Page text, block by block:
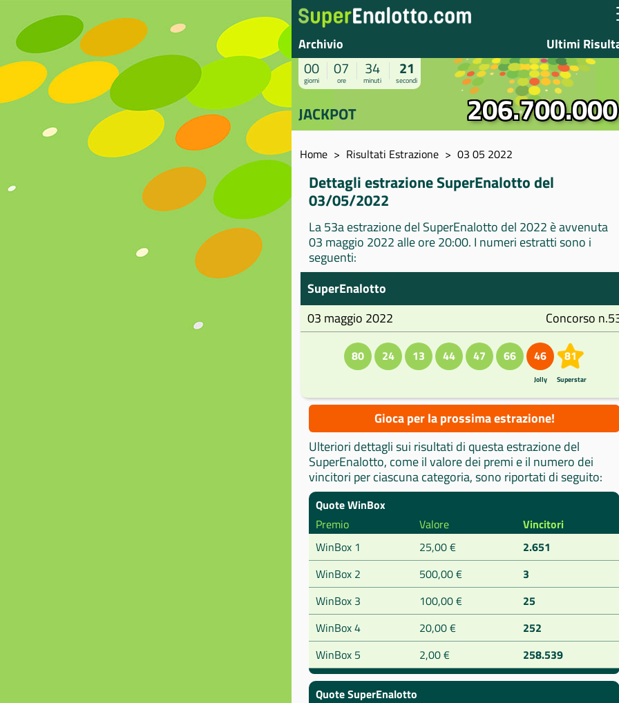
Archivio Ultimi
00
giorni
07
ore
34
minuti
21
secondi
JACKPOT 206.700.000
Home Risultati Estrazione 03 05 2022
Dettagli estrazione SuperEnalotto del
03/05/2022
La 53a estrazione del SuperEnalotto del 2022 è avvenuta
03 maggio 2022 alle ore 20:00. I numeri estratti sono i
seguenti:
SuperEnalotto
03 maggio 2022
Concorso
80 24 13 44 47 66 46
Jolly
81
Superstar
Gioca per la prossima estrazione!
Ulteriori dettagli sui risultati di questa estrazione del
SuperEnalotto, come il valore dei premi e il numero dei
vincitori per ciascuna categoria, sono riportati di seguito:
Quote WinBox
Premio
Valore
Vincitori
WinBox 1
25,00 €
2.651
WinBox 2
500,00 €
3
WinBox 3
100,00 €
25
WinBox 4
20,00 €
252
WinBox 5
2,00 € 258.539
Quote SuperEnalotto